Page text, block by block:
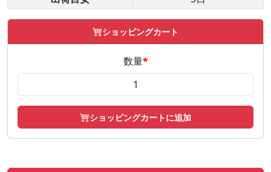
ショッピングカート
数量*
ショッピングカートに追加